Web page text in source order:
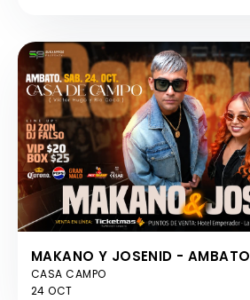
MAKANO Y JOSENID - AMBATO
CASA CAMPO
24 OCT